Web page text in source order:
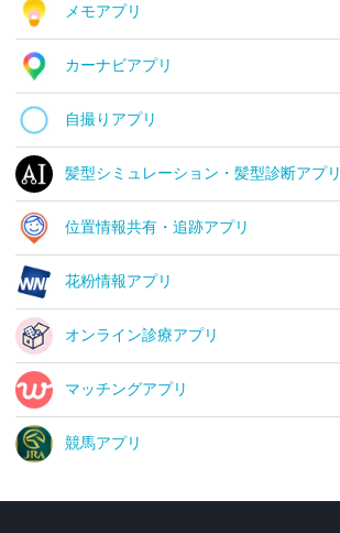
メモアプリ
カーナビアプリ
自撮りアプリ
髪型シミュレーション・髪型診断アプリ
位置情報共有・追跡アプリ
花粉情報アプリ
オンライン診療アプリ
マッチングアプリ
競馬アプリ